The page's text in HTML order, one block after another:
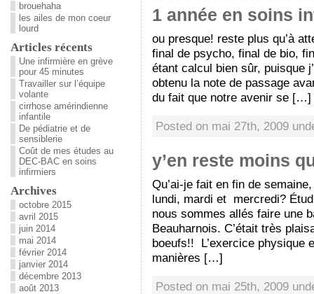
1 année en soins
ou presque! reste plus qu’à
final de psycho, final de bio,
étant calcul bien sûr, puisque
obtenu la note de passage
du fait que notre avenir se […]
Posted on mai 27th, 2009
y’en reste moins
Qu’ai-je fait en fin de
lundi, mardi et mercredi?
nous sommes allés faire une
Beauharnois. C’était très
boeufs!! L’exercice physique
manières […]
Posted on mai 25th, 2009
brouehaha
les ailes de mon coeur
lourd
Articles récents
Une infirmière en grève
pour 45 minutes
Travailler sur l’équipe
volante
cirrhose amérindienne
infantile
De pédiatrie et de
sensiblerie
Coût de mes études au
DEC-BAC en soins
infirmiers
Archives
octobre 2015
avril 2015
juin 2014
mai 2014
février 2014
janvier 2014
décembre 2013
août 2013